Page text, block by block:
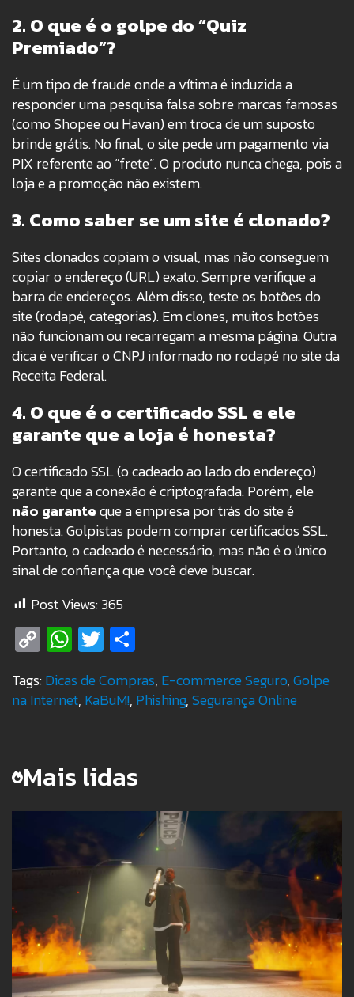
2. O que é o golpe do “Quiz
Premiado”?
É um tipo de fraude onde a vítima é induzida a
responder uma pesquisa falsa sobre marcas famosas
(como Shopee ou Havan) em troca de um suposto
brinde grátis. No final, o site pede um pagamento via
PIX referente ao “frete”. O produto nunca chega, pois a
loja e a promoção não existem.
3. Como saber se um site é clonado?
Sites clonados copiam o visual, mas não conseguem
copiar o endereço (URL) exato. Sempre verifique a
barra de endereços. Além disso, teste os botões do
site (rodapé, categorias). Em clones, muitos botões
não funcionam ou recarregam a mesma página. Outra
dica é verificar o CNPJ informado no rodapé no site da
Receita Federal.
4. O que é o certificado SSL e ele
garante que a loja é honesta?
O certificado SSL (o cadeado ao lado do endereço)
garante que a conexão é criptografada. Porém, ele
não garanteque a empresa por trás do site é
honesta. Golpistas podem comprar certificados SSL.
Portanto, o cadeado é necessário, mas não é o único
sinal de confiança que você deve buscar.
Post Views:365
Copy
Link
WhatsApp
Twitter
Tags:Dicas de Compras, E-commerce Seguro,Golpe
na Internet, KaBuM!, Phishing,Segurança Online
Mais lidas